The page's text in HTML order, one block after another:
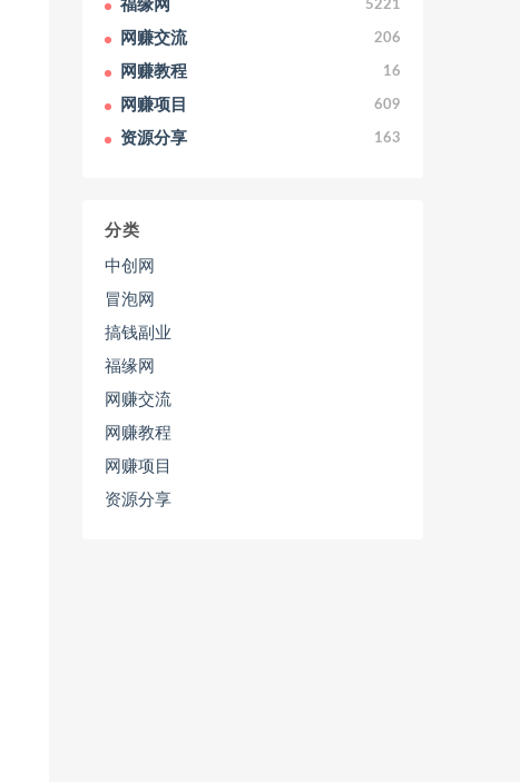
福缘网 5221
网赚交流 206
网赚教程 16
网赚项目 609
资源分享 163
分类
中创网
冒泡网
搞钱副业
福缘网
网赚交流
网赚教程
网赚项目
资源分享